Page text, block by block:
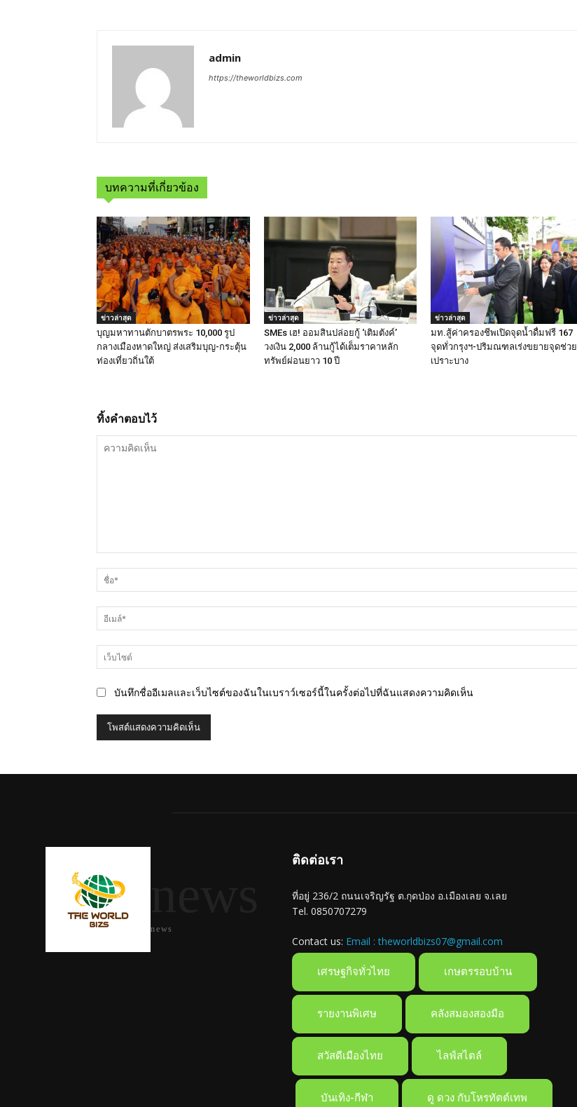
admin
https://theworldbizs.com
บทความที่เกี่ยวข้อง
ข่าวล่าสุด
บุญมหาทานตักบาตรพระ 10,000 รูป
กลางเมืองหาดใหญ่ ส่งเสริมบุญ-กระตุ้น
ท่องเที่ยวถิ่นใต้
ข่าวล่าสุด
SMEs เฮ! ออมสินปล่อยกู้ ‘เติมตังค์’
วงเงิน 2,000 ล้านกู้ได้เต็มราคาหลัก
ทรัพย์ผ่อนยาว 10 ปี
ข่าวล่าสุด
มท.สู้ค่าครองชีพเปิดจุดน้ำดื่มฟรี 167
จุดทั่วกรุงฯ-ปริมณฑลเร่งขยายจุดช่วย
เปราะบาง
ทิ้งคำตอบไว้
คิด
เห็น
บันทึกชื่ออีเมลและเว็บไซต์ของฉันในเบราว์เซอร์นี้ในครั้งต่อไปที่ฉันแสดงความคิดเห็น
news
ติดต่อเรา
ที่อยู่ 236/2 ถนนเจริญรัฐ ต.กุดป่อง อ.เมืองเลย จ.เลย
Tel. 0850707279
Contact us: Email : theworldbizs07@gmail.com
เศรษฐกิจทั่วไทย เกษตรรอบบ้าน
รายงานพิเศษ คลังสมองสองมือ
สวัสดีเมืองไทย ไลฟ์สไตล์
บันเทิง-กีฬา ดู ดวง กับโหรทัตต์เทพ